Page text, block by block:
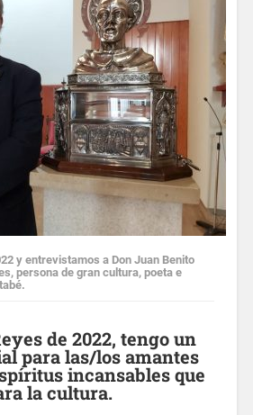
y entrevistamos a Don Juan Benito
persona de gran cultura, poeta e
de 2022, tengo un
para las/los amantes
incansables que
la cultura.